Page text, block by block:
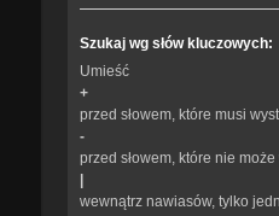
Szukaj wg słów kluczowych:
Umieść
+
przed słowem, które musi
-
przed słowem, które nie
wewnątrz nawiasów, tylko